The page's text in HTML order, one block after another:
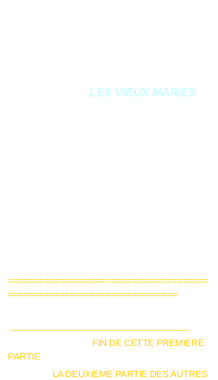
LES VIEUX MARIES
=======================================
=================================
FIN DE CETTE PREMIERE
PARTIE
LA DEUXIEME PARTIE DES AUTRES